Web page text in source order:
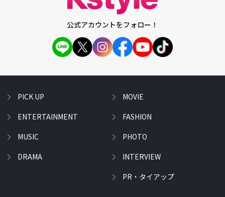
公式アカウントをフォロー！
PICK UP
ENTERTAINMENT
MUSIC
DRAMA
MOVIE
FASHION
PHOTO
INTERVIEW
PR・タイアップ